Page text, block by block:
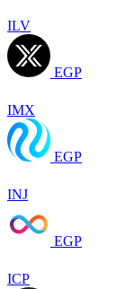
ILV
EGP
IMX
EGP
INJ
EGP
ICP